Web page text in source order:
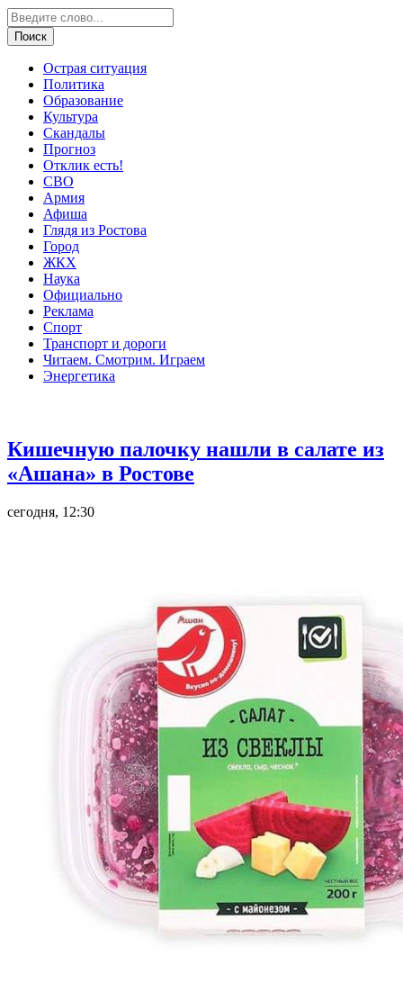
Острая ситуация
Политика
Образование
Культура
Скандалы
Прогноз
Отклик есть!
СВО
Армия
Афиша
Глядя из Ростова
Город
ЖКХ
Наука
Официально
Реклама
Спорт
Транспорт и дороги
Читаем. Смотрим. Играем
Энергетика
Кишечную палочку нашли в салате из
«Ашана» в Ростове
сегодня, 12:30